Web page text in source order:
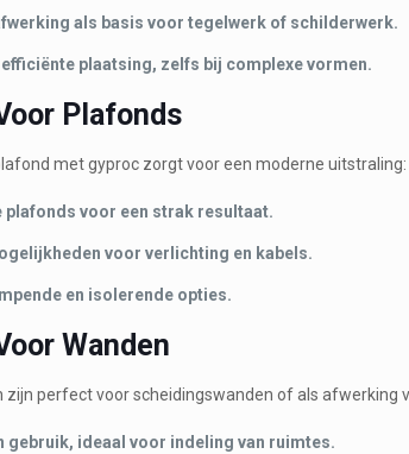
als basis voor tegelwerk of schilderwerk.
efficiënte plaatsing, zelfs bij complexe vormen.
Plafonds
met gyproc zorgt voor een moderne uitstraling:
plafonds voor een strak resultaat.
voor verlichting en kabels.
en isolerende opties.
Wanden
zijn perfect voor scheidingswanden of als afwerking
gebruik, ideaal voor indeling van ruimtes.